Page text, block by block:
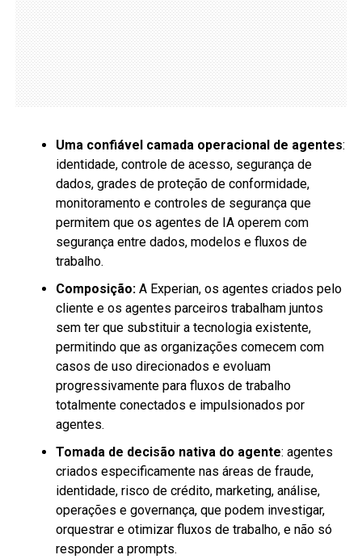
Uma confiável camada operacional de agentes:
identidade, controle de acesso, segurança de
dados, grades de proteção de conformidade,
monitoramento e controles de segurança que
permitem que os agentes de IA operem com
segurança entre dados, modelos e fluxos de
trabalho.
Composição:A Experian, os agentes criados pelo
cliente e os agentes parceiros trabalham juntos
sem ter que substituir a tecnologia existente,
permitindo que as organizações comecem com
casos de uso direcionados e evoluam
progressivamente para fluxos de trabalho
totalmente conectados e impulsionados por
agentes.
Tomada de decisão nativa do agente: agentes
criados especificamente nas áreas de fraude,
identidade, risco de crédito, marketing, análise,
operações e governança, que podem investigar,
orquestrar e otimizar fluxos de trabalho, e não só
responder a prompts.